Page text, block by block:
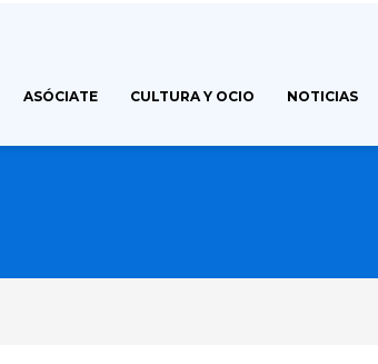
ASÓCIATE CULTURA Y OCIO NOTICIAS